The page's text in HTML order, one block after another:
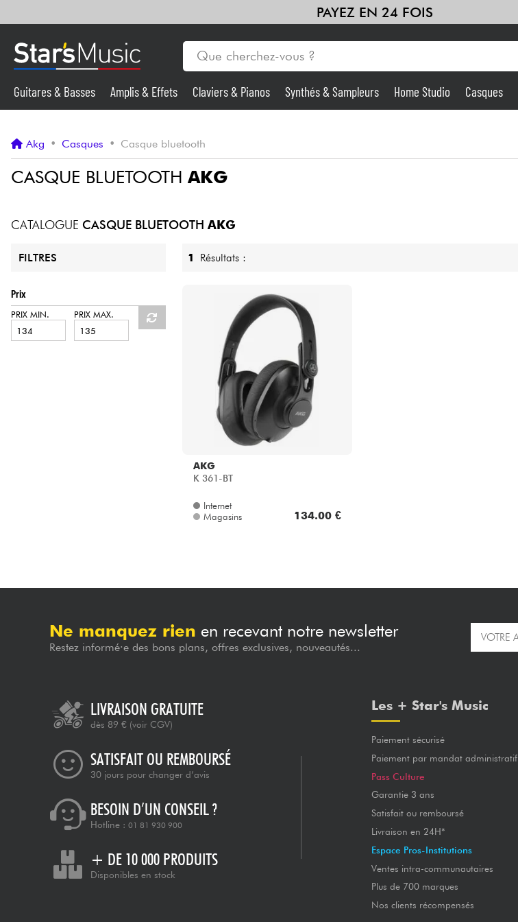
PAYEZ EN 24 FOIS
Synthés & Sampleurs Home Studio
HiFi
Guitares & Basses Amplis & Effets Claviers & Pianos Synthés & Sampleurs Home Studio Casques
Akg • Casques • Casque bluetooth
CASQUE BLUETOOTH AKG
CATALOGUE CASQUE BLUETOOTH AKG
FILTRES
Prix
PRIX MIN. PRIX MAX.
1 Résultats :
AKG
K 361-BT
Internet
Magasins
134.00 €
Ne manquez rien en recevant notre newsletter
Restez informé·e des bons plans, offres exclusives, nouveautés...
LIVRAISON GRATUITE
dès 89 € (voir CGV)
SATISFAIT OU REMBOURSÉ
30 jours pour changer d’avis
BESOIN D’UN CONSEIL ?
Hotline : 01 81 930 900
+ DE 10 000 PRODUITS
Disponibles en stock
Les + Star's Music
Paiement sécurisé
Paiement par mandat administratif
Pass Culture
Garantie 3 ans
Satisfait ou remboursé
Livraison en 24H*
Espace Pros-Institutions
Ventes intra-communautaires
Plus de 700 marques
Nos clients récompensés